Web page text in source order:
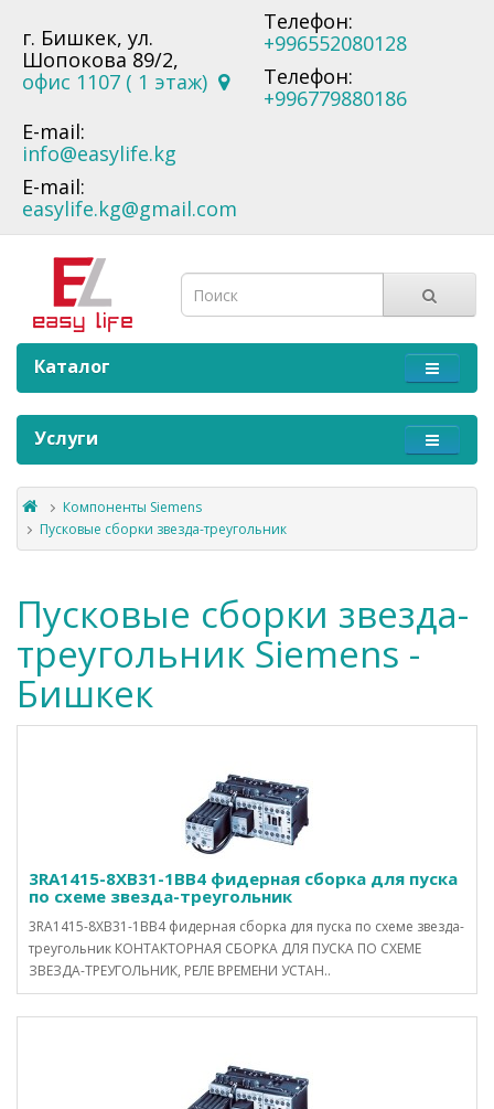
г. Бишкек, ул.
Шопокова 89/2,
офис 1107 ( 1 этаж)
Телефон:
+996552080128
Телефон:
+996779880186
E-mail:
info@easylife.kg
E-mail:
easylife.kg@gmail.com
Каталог
Услуги
Компоненты Siemens
Пусковые сборки звезда-треугольник
Пусковые сборки звезда-
треугольник Siemens -
Бишкек
3RA1415-8XB31-1BB4 фидерная сборка для пуска
по схеме звезда-треугольник
3RA1415-8XB31-1BB4 фидерная сборка для пуска по схеме звезда-
треугольник КОНТАКТОРНАЯ СБОРКА ДЛЯ ПУСКА ПО СХЕМЕ
ЗВЕЗДА-ТРЕУГОЛЬНИК, РЕЛЕ ВРЕМЕНИ УСТАН..